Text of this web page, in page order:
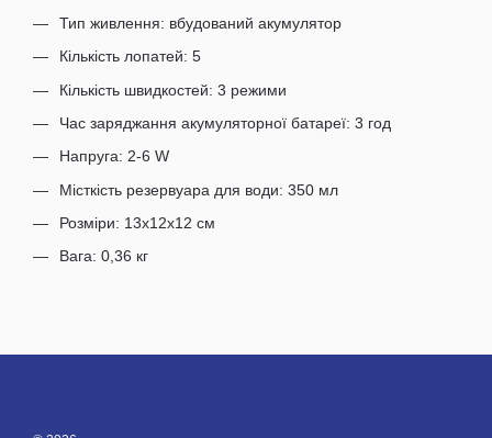
Тип живлення: вбудований акумулятор
Кількість лопатей: 5
Кількість швидкостей: 3 режими
Час заряджання акумуляторної батареї: 3 год
Напруга: 2-6 W
Місткість резервуара для води: 350 мл
Розміри: 13х12х12 см
Вага: 0,36 кг